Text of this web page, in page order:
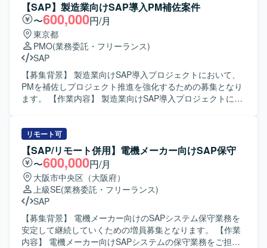
複数の関係者が関わるプロジェクトにおいて、状況を整理
しながら主体的に課題解決を進められる方を歓迎いたしま
す。 ・新しいERP製品やクラウドサービスにも前向きにキ
ャッチアップし、標準機能を踏まえた提案ができる方にマ
ッチするポジションです。 【ポジションの魅力】 ・大手グ
ループにおける複数のDynamics 365 ERP導入プロジェクト
に参画し、製造・会計領域の上流工程から携わることがで
きます。 ・D365未経験であっても、他ERPでの上流経験を
ご経験に応じて最適なポジションで参画いただけます。
【開発環境】 ・ERP：Dynamics 365 Business
Central（BC）、Dynamics 365 Finance &
Operations（FO） ・その他：Power BI、Power Platform
をとりながら要件を整理し、基本設計書の作成やロジック
設計を行っていただきます。また、結合テストフェーズで
発生する障害の調査・原因分析・修正対応や、仕様変更に
伴う設計書修正および改修対応も実施していただきます。
【求める人物像】 財務会計領域の業務知識と開発経験を活
かし、自ら要件を深掘りしながら主体的に設計を進められ
る方を求めています。コンサルタントや周囲のメンバーと
積極的にコミュニケーションを取り、状況に応じて柔軟に
動ける協調性の高い方が望ましいです。 【ポジションの魅
ことができます。コンサルタントと近い立ち位置で要件整
理から関与できるため、上流工程スキルや設計力の強化に
つながります。 【開発環境】 SAP環境上でのアドオン開発
プロジェクトとなります。
【SAP】製造業向けSAP導入PM補佐案件
〜600,000円/月
東京都
PMO(業務委託・フリーランス)
SAP
【募集背景】 製造業向けSAP導入プロジェクトにおいて、
PMを補佐しプロジェクト推進を強化するための募集となり
ます。 【作業内容】 製造業向けSAP導入プロジェクトにお
整、要件や技術内容に踏み込んだ課題の意味の理解、開発
メンバーのタスクおよび進捗コントロール、顧客を巻き込
んだタスク管理のリードなどを行っていただきます。 【求
める人物像】 関係者とのコミュニケーションを円滑に行い
ながら、課題の本質を自ら考え主体的に動ける方を求めて
います。複数のステークホルダーを巻き込みながらタスク
を推進し、プロジェクト全体を俯瞰してリスクや課題を早
期に検知し対応いただける方が望ましいです。 【ポジショ
ンの魅力】 大規模なSAP導入プロジェクトにPM補佐として
参画することで、要件や技術に踏み込んだ上流工程からプ
リモート可
【SAP/リモート併用】電機メーカー向けSAP保守
〜600,000円/月
大阪市中央区（大阪府）
上級SE(業務委託・フリーランス)
SAP
【募集背景】 電機メーカー向けのSAPシステム保守業務を
安定して継続していくための増員募集となります。 【作業
内容】 電機メーカー向けSAPシステムの保守業務をご担当